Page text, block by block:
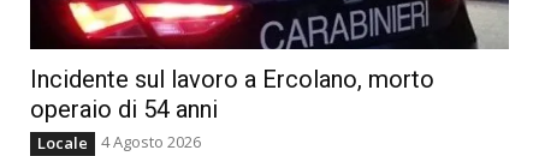
Incidente sul lavoro a Ercolano, morto
operaio di 54 anni
Locale 4 Agosto 2026